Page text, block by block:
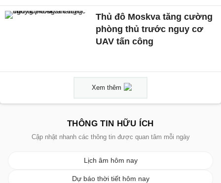
Thủ đô Moskva tăng cường
phòng thủ trước nguy cơ
UAV tấn công
Xem thêm
THÔNG TIN HỮU ÍCH
Cập nhật nhanh các thông tin được quan tâm mỗi ngày
Lịch âm hôm nay
Dự báo thời tiết hôm nay